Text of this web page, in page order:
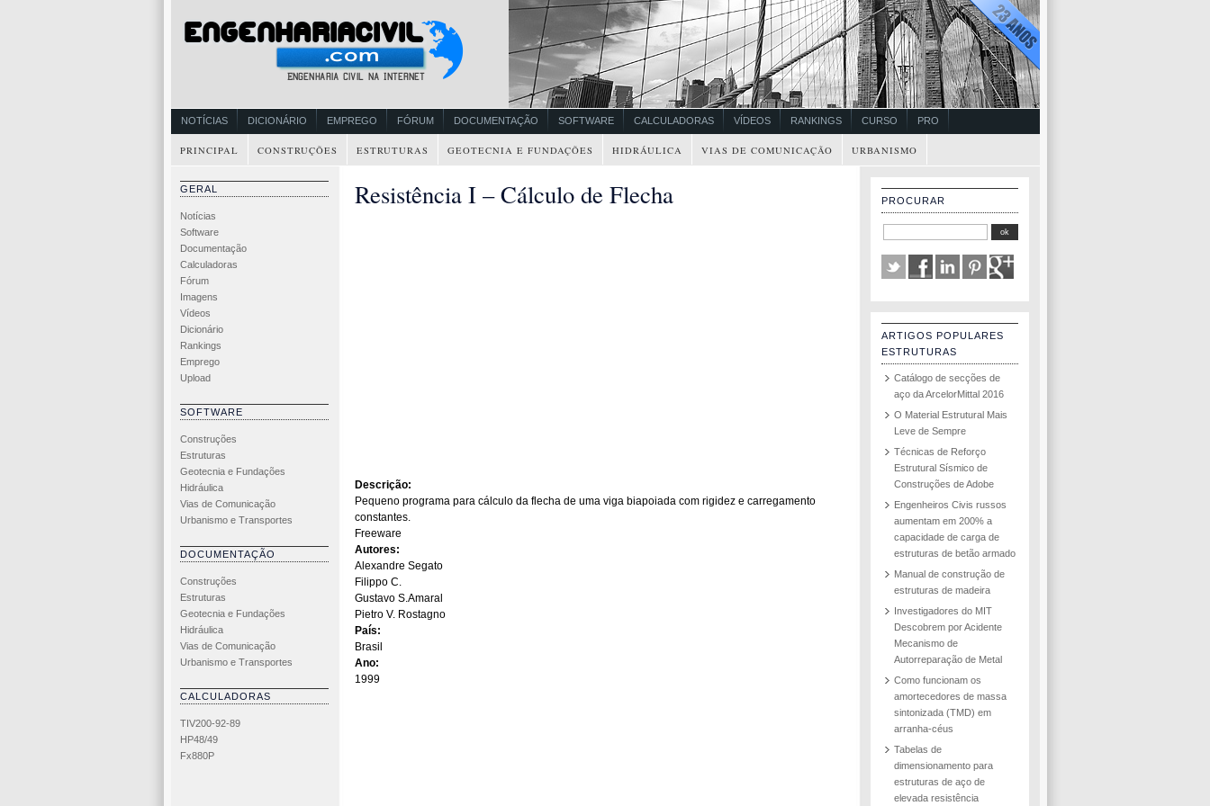
NOTÍCIAS DICIONÁRIO EMPREGO FÓRUM DOCUMENTAÇÃO SOFTWARE CALCULADORAS VÍDEOS RANKINGS CURSO PRO
PRINCIPAL CONSTRUÇÕES ESTRUTURAS GEOTECNIA E FUNDAÇÕES HIDRÁULICA VIAS DE COMUNICAÇÃO URBANISMO
GERAL
Notícias
Software
Documentação
Calculadoras
Fórum
Imagens
Vídeos
Dicionário
Rankings
Emprego
Upload
SOFTWARE
Construções
Estruturas
Geotecnia e Fundações
Hidráulica
Vias de Comunicação
Urbanismo e Transportes
DOCUMENTAÇÃO
Construções
Estruturas
Geotecnia e Fundações
Hidráulica
Vias de Comunicação
Urbanismo e Transportes
CALCULADORAS
TIV200-92-89
HP48/49
Fx880P
Resistência I – Cálculo de Flecha
Descrição:
Pequeno programa para cálculo da flecha de uma viga biapoiada com rigidez e carregamento
constantes.
Freeware
Autores:
Alexandre Segato
Filippo C.
Gustavo S.Amaral
Pietro V. Rostagno
País:
Brasil
Ano:
1999
PROCURAR
ARTIGOS POPULARES
ESTRUTURAS
Catálogo de secções de
aço da ArcelorMittal 2016
O Material Estrutural Mais
Leve de Sempre
Técnicas de Reforço
Estrutural Sísmico de
Construções de Adobe
Engenheiros Civis russos
aumentam em 200% a
capacidade de carga de
estruturas de betão armado
Manual de construção de
estruturas de madeira
Investigadores do MIT
Descobrem por Acidente
Mecanismo de
Autorreparação de Metal
Como funcionam os
amortecedores de massa
sintonizada (TMD) em
arranha-céus
Tabelas de
dimensionamento para
estruturas de aço de
elevada resistência